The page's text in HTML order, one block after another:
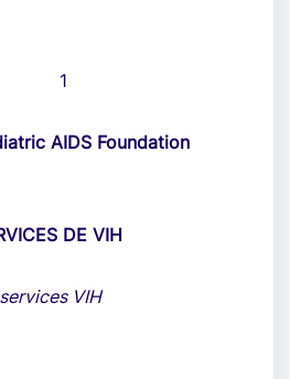
1
AIDS Foundation
DE VIH
VIH